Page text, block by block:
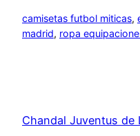
camisetas futbol miticas,
madrid, ropa
Chandal Juventus de